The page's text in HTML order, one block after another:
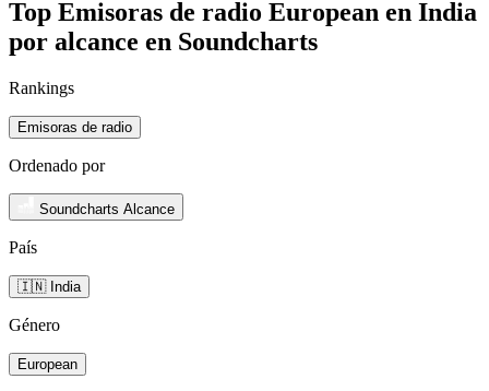
Top Emisoras de radio European en India
por alcance en Soundcharts
Rankings
Emisoras de radio
Ordenado por
Soundcharts Alcance
País
🇮🇳 India
Género
European